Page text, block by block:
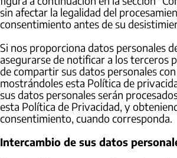
sin afectar la legalidad del
consentimiento antes de su
Si nos proporciona datos personales
asegurarse de notificar a los terceros
de compartir sus datos personales
mostrándoles esta Política de
sus datos personales serán
esta Política de Privacidad, y
consentimiento, cuando corresponda.
Intercambio de sus datos